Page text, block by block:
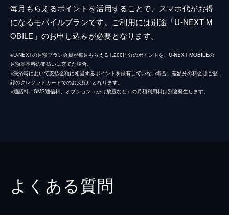
毎月もらえるポイントを活用することで、スマホ代がお得
になるモバイルプランです。ご利用には別途「U-NEXT M
OBILE」のお申し込みが必要となります。
※U-NEXTの月額プラン会員が毎月もらえる1,200円分のポイントを、U-NEXT MOBILEの
月額基本料の支払いに充てた場合。
※決済時において支払金額に相当するポイントを保有していない場合、差額分の料金はご登
録のクレジットカードでのお支払いとなります。
※通話料、SMS通信料、オプション（かけ放題など）の月額利用料は別途発生します。
よくある質問